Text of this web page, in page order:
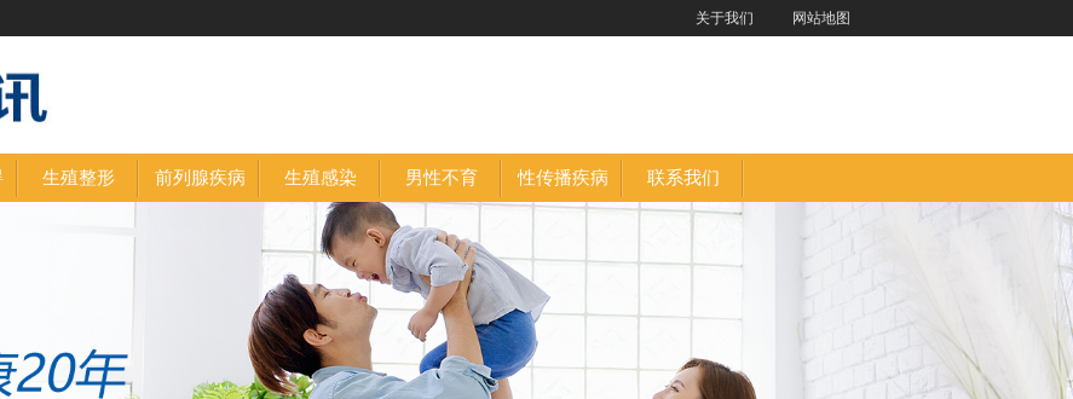
关于我们 网站地图
生殖整形 前列腺疾病 生殖感染 男性不育 性传播疾病 联系我们